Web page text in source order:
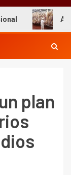
AFIC
plan